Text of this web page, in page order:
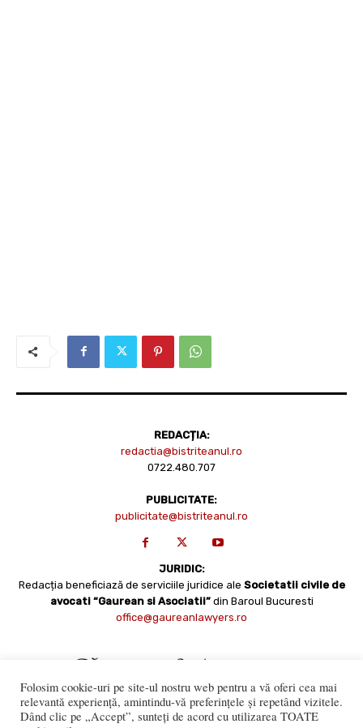
REDACȚIA:
redactia@bistriteanul.ro
0722.480.707
PUBLICITATE:
publicitate@bistriteanul.ro
JURIDIC:
Redacția beneficiază de serviciile juridice ale Societatii civile de
avocati “Gaurean si Asociatii” din Baroul Bucuresti
office@gaureanlawyers.ro
Folosim cookie-uri pe site-ul nostru web pentru a vă oferi cea mai
relevantă experiență, amintindu-vă preferințele și repetând vizitele.
Dând clic pe „Accept”, sunteți de acord cu utilizarea TOATE